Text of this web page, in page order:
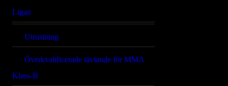
Ligan
Utrustning
Överkvalificerade tävlande för MMA
Klass-B